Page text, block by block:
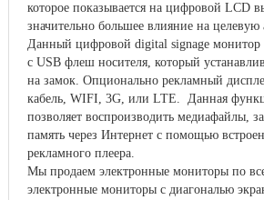
которое показывается на цифровой
значительно большее влияние на
Данный цифровой digital signage монитор
с USB флеш носителя, который
на замок. Опционально рекламный
кабель, WIFI, 3G, или LTE. Данная
позволяет воспроизводить медиафайлы,
память через Интернет с помощью
рекламного плеера.
Мы продаем электронные мониторы по
электронные мониторы с диагональю